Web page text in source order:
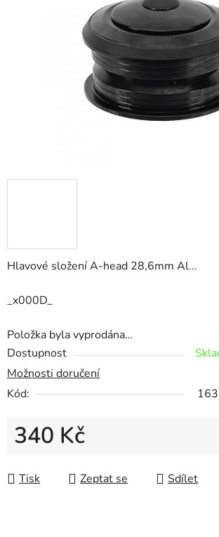
Hlavové složení A-head 28,6mm Al...
_x000D_
Položka byla vyprodána…
Dostupnost
Možnosti doručení
Kód:
340 Kč
Tisk
Zeptat se Sdílet